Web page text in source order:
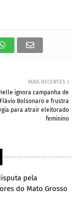
MAIS RECENTES
ignora campanha de
Flávio Bolsonaro e frustra
para atrair eleitorado
feminino
pela
do Mato Grosso